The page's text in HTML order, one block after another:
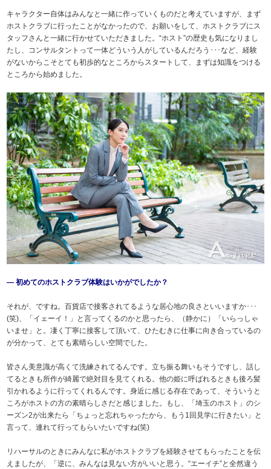
キャラクター自体はみんなと一緒に作っていくものだと考えていますが、まず
ホストクラブに行ったことがなかったので、お願いをして、ホストクラブにス
タッフさんと一緒に行かせていただきました。“ホスト”の歴史も気になりまし
たし、コンサルタントって一体どういう人がしているんだろう･･･など、経験
がないからこそとても初歩的なところからスタートして、まずは知識をつける
ところから始めました。
― 初めてのホストクラブ体験はいかがでしたか？
それが、ですね。百貨店で接客されてるような居心地の良さといいますか･･･
(笑)、「イェーイ！」と言ってくるのかと思ったら、（静かに）「いらっしゃ
いませ」と。凄く丁寧に接客して頂いて、ひたむきに仕事に向き合っているの
が分かって、とても素晴らしい空間でした。
皆さん美意識が高くて洗練されてるんです。立ち振る舞いもそうですし、話し
てるときも所作が綺麗で絶対目を見てくれる。他の姫に呼ばれるときも後ろ髪
引かれるように行ってくれるんです。身近に感じる存在であって、そういうと
ころがホストの方の素晴らしさだと感じました。もし、「埼玉のホスト」のシ
ーズン2が出来たら「ちょっと忘れちゃったから、もう1回見学に行きたい」と
言って、連れて行ってもらいたいですね(笑)
リハーサルのときにみんなに私がホストクラブを経験させてもらったことを伝
えましたが、「逆に、みんなは見ない方がいいと思う。“エーイチ”と全然違う